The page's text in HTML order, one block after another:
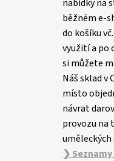
nabídky na
běžném e-
do košíku
využití a po
si můžete
Náš sklad v
místo
návrat
provozu na
uměleckých
❯